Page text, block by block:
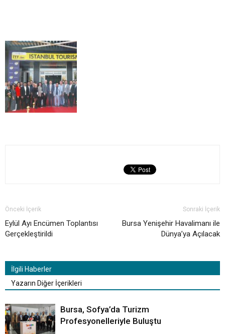
Önceki İçerik
Eylül Ayı Encümen Toplantısı
Gerçekleştirildi
Sonraki İçerik
Bursa Yenişehir Havalimanı ile
Dünya’ya Açılacak
İlgili Haberler
Yazarın Diğer İçerikleri
Bursa, Sofya’da Turizm
Profesyonelleriyle Buluştu